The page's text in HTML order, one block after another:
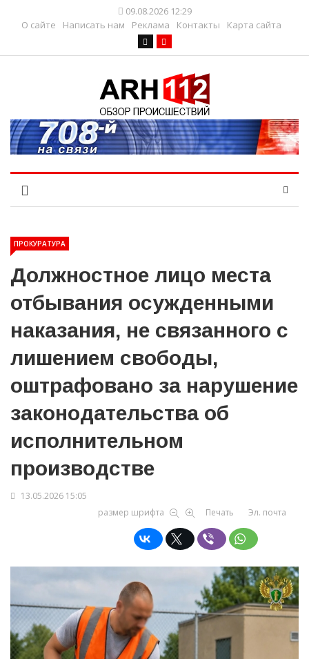
09.08.2026 12:29
О сайте
Написать нам Реклама Контакты Карта сайта
ПРОКУРАТУРА
Должностное лицо места
отбывания осужденными
наказания, не связанного с
лишением свободы,
оштрафовано за нарушение
законодательства об
исполнительном
производстве
13.05.2026 15:05
размер шрифта
Печать Эл. почта